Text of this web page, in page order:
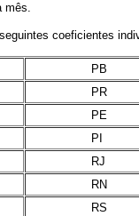
mês.
coeficientes
PB
PR
PE
PI
RJ
RN
RS